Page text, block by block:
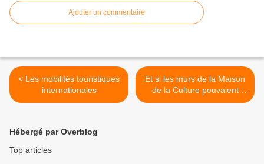
Ajouter un commentaire
< Les mobilités touristiques
internationales
Et si les murs de la Maison
de la Culture pouvaient
parler ? >
Hébergé par Overblog
Top articles